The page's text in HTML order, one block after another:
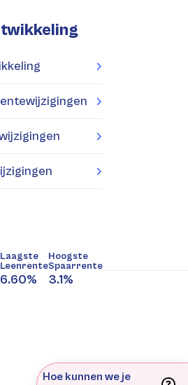
Laagste
Leenrente
6.60%
Hoogste
Spaarrente
3.1%
Hoe kunnen we je